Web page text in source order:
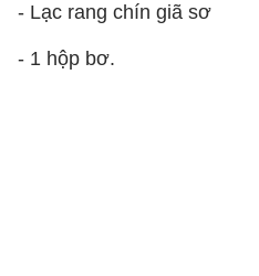
- Lạc rang chín giã sơ
- 1 hộp bơ.